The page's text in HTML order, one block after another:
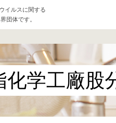
イルスに関する
団体です。
化学工廠